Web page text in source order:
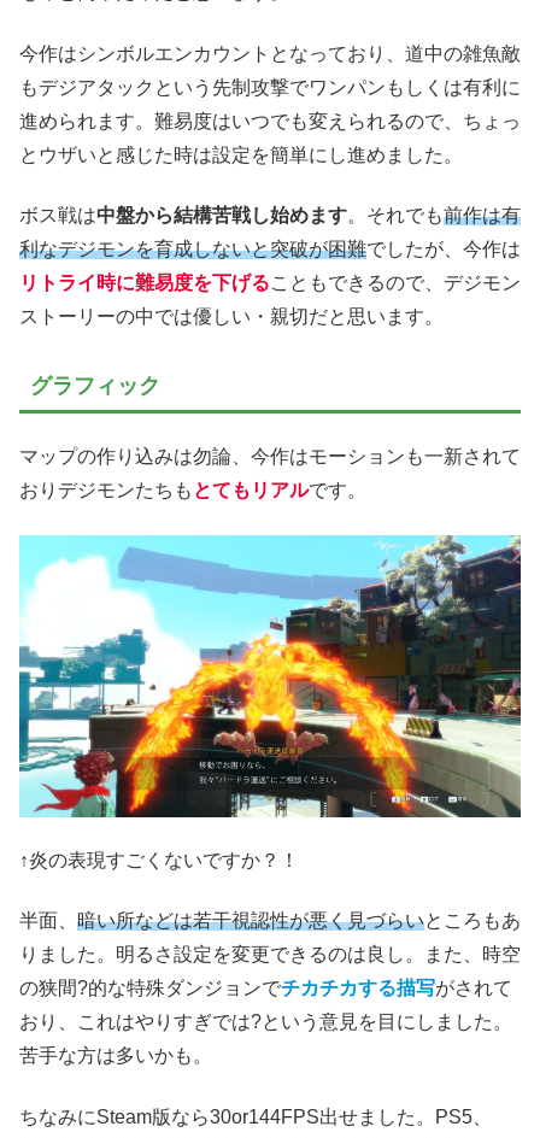
今作はシンボルエンカウントとなっており、道中の雑魚敵
もデジアタックという先制攻撃でワンパンもしくは有利に
進められます。難易度はいつでも変えられるので、ちょっ
とウザいと感じた時は設定を簡単にし進めました。
ボス戦は中盤から結構苦戦し始めます。それでも前作は有
利なデジモンを育成しないと突破が困難でしたが、今作は
リトライ時に難易度を下げることもできるので、デジモン
ストーリーの中では優しい・親切だと思います。
グラフィック
マップの作り込みは勿論、今作はモーションも一新されて
おりデジモンたちも とてもリアルです。
↑炎の表現すごくないですか？！
半面、 暗い所などは若干視認性が悪く見づらいところもあ
りました。明るさ設定を変更できるのは良し。また、時空
の狭間?的な特殊ダンジョンでチカチカする描写がされて
おり、これはやりすぎでは?という意見を目にしました。
苦手な方は多いかも。
ちなみにSteam版なら30or144FPS出せました。PS5、